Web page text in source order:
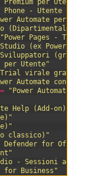
Premium per Utente"
Phone - Utente
Automate per
(Dipartimentale)"
"Power Pages - Trial
(ex Power
Sviluppatori
per Utente"
Trial virale gratuita"
Automate con RPA
=
"Power Automate
Help (Add-on)"
classico)"
Defender for Office
- Sessioni
for Business"